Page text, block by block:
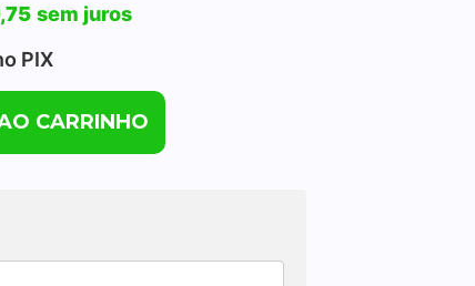
sem juros
PIX
CARRINHO